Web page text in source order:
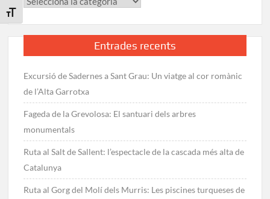
Toggle Font size
Entrades recents
Excursió de Sadernes a Sant Grau: Un viatge al cor romànic
de l’Alta Garrotxa
Fageda de la Grevolosa: El santuari dels arbres
monumentals
Ruta al Salt de Sallent: l’espectacle de la cascada més alta de
Catalunya
Ruta al Gorg del Molí dels Murris: Les piscines turqueses de